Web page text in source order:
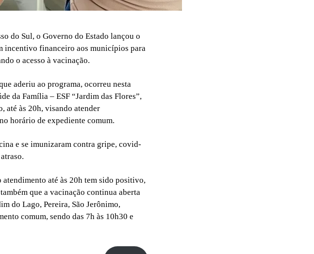
do Sul, o Governo do Estado lançou o
incentivo financeiro aos municípios para
o acesso à vacinação.
aderiu ao programa, ocorreu nesta
da Família – ESF “Jardim das Flores”,
até às 20h, visando atender
horário de expediente comum.
e se imunizaram contra gripe, covid-
atendimento até às 20h tem sido positivo,
que a vacinação continua aberta
do Lago, Pereira, São Jerônimo,
comum, sendo das 7h às 10h30 e